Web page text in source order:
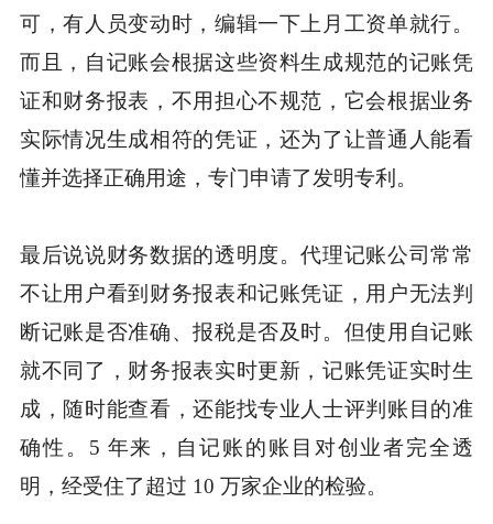
可，有人员变动时，编辑一下上月工资单就行。
而且，自记账会根据这些资料生成规范的记账凭
证和财务报表，不用担心不规范，它会根据业务
实际情况生成相符的凭证，还为了让普通人能看
懂并选择正确用途，专门申请了发明专利。
最后说说财务数据的透明度。代理记账公司常常
不让用户看到财务报表和记账凭证，用户无法判
断记账是否准确、报税是否及时。但使用自记账
就不同了，财务报表实时更新，记账凭证实时生
成，随时能查看，还能找专业人士评判账目的准
确性。5 年来，自记账的账目对创业者完全透
明，经受住了超过 10 万家企业的检验。